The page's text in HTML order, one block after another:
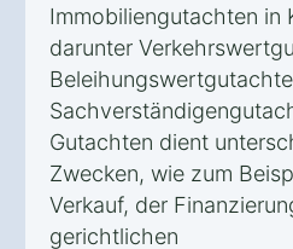
Immobiliengutachten in
darunter
Gutachten dient
Zwecken, wie zum
Verkauf, der
gerichtlichen